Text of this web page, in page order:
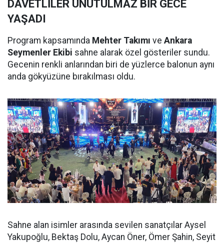
DAVETLİLER UNUTULMAZ BİR GECE
YAŞADI
Program kapsamında Mehter Takımı ve Ankara
Seymenler Ekibi sahne alarak özel gösteriler sundu.
Gecenin renkli anlarından biri de yüzlerce balonun aynı
anda gökyüzüne bırakılması oldu.
Sahne alan isimler arasında sevilen sanatçılar Aysel
Yakupoğlu, Bektaş Dolu, Aycan Öner, Ömer Şahin, Seyit